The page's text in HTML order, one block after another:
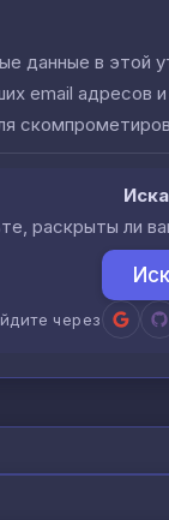
данные в этой
email адресов
раскрыты ли
через